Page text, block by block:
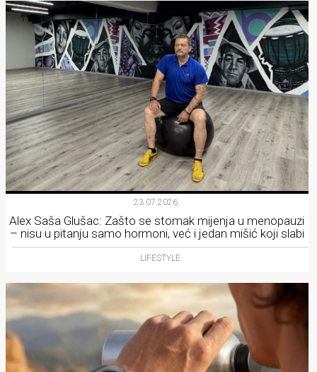
23.07.2026.
Alex Saša Glušac: Zašto se stomak mijenja u menopauzi
– nisu u pitanju samo hormoni, već i jedan mišić koji slabi
LIFESTYLE